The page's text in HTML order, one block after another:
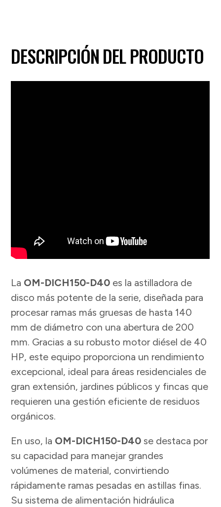
cantidad
DESCRIPCIÓN DEL PRODUCTO
La OM-DICH150-D40 es la astilladora de
disco más potente de la serie, diseñada para
procesar ramas más gruesas de hasta 140
mm de diámetro con una abertura de 200
mm. Gracias a su robusto motor diésel de 40
HP, este equipo proporciona un rendimiento
excepcional, ideal para áreas residenciales de
gran extensión, jardines públicos y fincas que
requieren una gestión eficiente de residuos
orgánicos.
En uso, la OM-DICH150-D40 se destaca por
su capacidad para manejar grandes
volúmenes de material, convirtiendo
rápidamente ramas pesadas en astillas finas.
Su sistema de alimentación hidráulica